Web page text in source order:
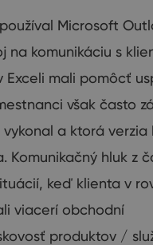
Microsoft
na komunikáciu s
Exceli mali pomôcť
však často
a ktorá verzia
Komunikačný hluk z
keď klienta v
viacerí obchodní
produktov /